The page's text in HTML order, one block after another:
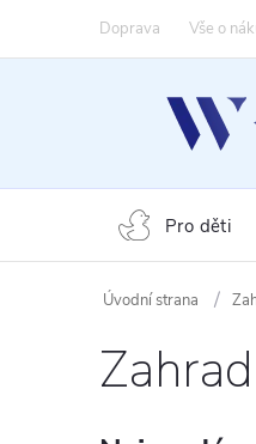
Doprava Vše o
Pro děti